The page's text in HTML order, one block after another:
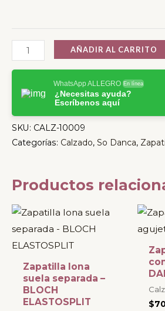
AÑADIR AL CARRITO
WhatsApp ALLEGRO En línea
¿Necesitas ayuda?
Escríbenos aquí
SKU: CALZ-10009
Categorías: Calzado, So Danca,
Productos
Zapatilla lona
suela separada –
BLOCH
ELASTOSPLIT
Este
producto
tiene
múltiples
variantes.
Las
$
tiene
Las